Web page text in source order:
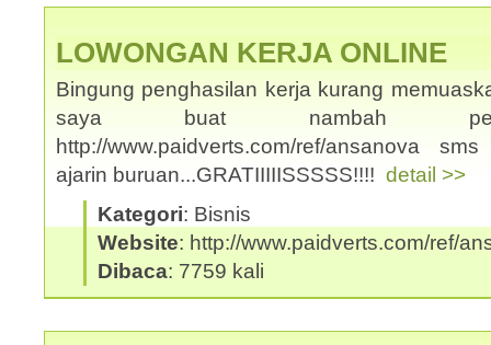
LOWONGAN KERJA ONLINE
Bingung penghasilan kerja kurang
saya buat nambah
http://www.paidverts.com/ref/ansanova
ajarin buruan...GRATIIIIISSSSS!!!! detail >>
Kategori: Bisnis
Website: http://www.paidverts.com/ref/
Dibaca: 7759 kali